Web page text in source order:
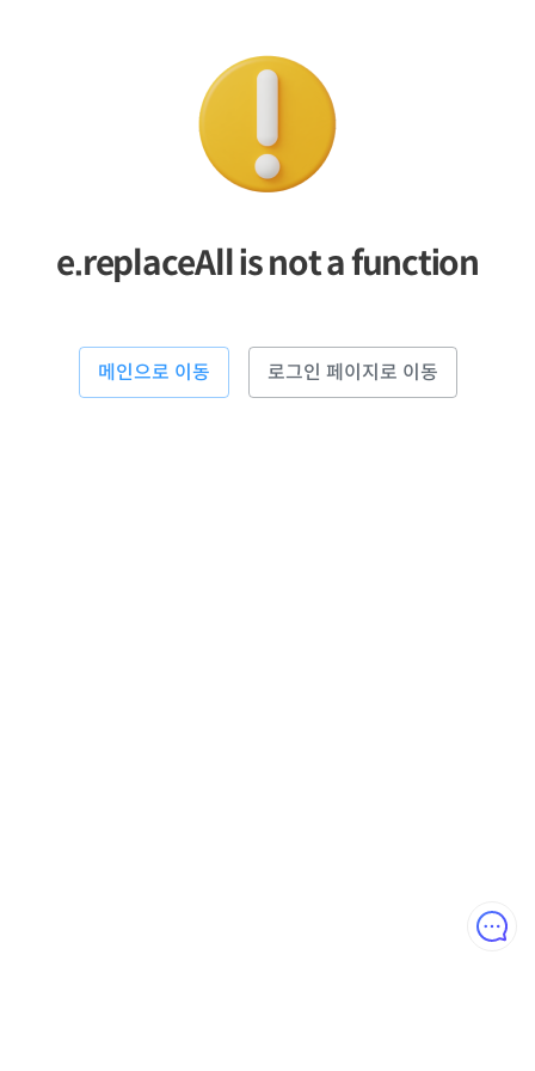
e.replaceAll is not a function
메인으로 이동 로그인 페이지로 이동